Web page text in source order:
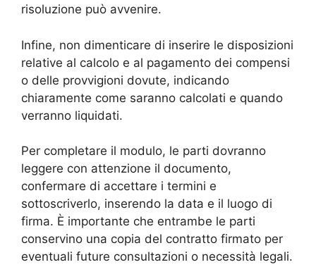
risoluzione può avvenire.
Infine, non dimenticare di inserire le disposizioni
relative al calcolo e al pagamento dei compensi
o delle provvigioni dovute, indicando
chiaramente come saranno calcolati e quando
verranno liquidati.
Per completare il modulo, le parti dovranno
leggere con attenzione il documento,
confermare di accettare i termini e
sottoscriverlo, inserendo la data e il luogo di
firma. È importante che entrambe le parti
conservino una copia del contratto firmato per
eventuali future consultazioni o necessità legali.